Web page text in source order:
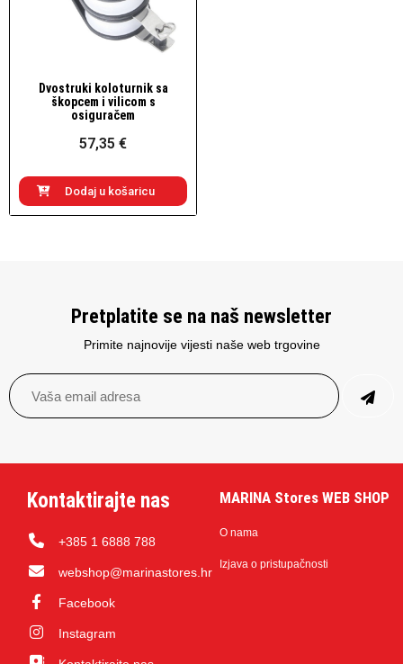
Brzi pogled
Dvostruki koloturnik sa
škopcem i vilicom s
osiguračem
57,35 €
Dodaj u košaricu
Pretplatite se na naš newsletter
Primite najnovije vijesti naše web trgovine
Kontaktirajte nas
+385 1 6888 788
webshop@marinastores.hr
Facebook
Instagram
MARINA Stores WEB SHOP
O nama
Izjava o pristupačnosti